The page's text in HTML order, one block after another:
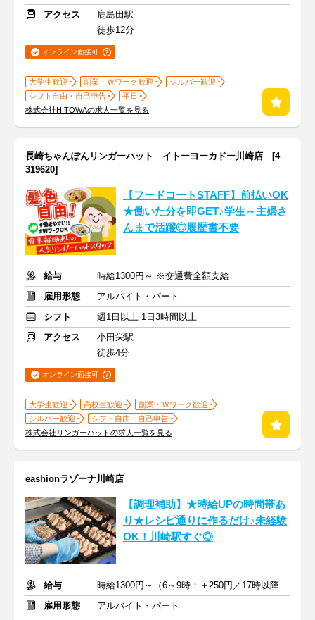
アクセス
鹿島田駅
徒歩12分
オンライン面接可
大学生歓迎 副業・Ｗワーク歓迎
シルバー歓迎
シフト自由・自己申告
平日
株式会社HITOWAの求人一覧を見る
長崎ちゃんぽんリンガーハット イトーヨーカドー川崎店 [4
319620]
【フードコートSTAFF】前払いOK
★働いた分を即GET♪学生～主婦さ
んまで活躍◎履歴書不要
給与
時給1300円～ ※交通費全額支給
雇用形態
アルバイト・パート
シフト
週1日以上 1日3時間以上
アクセス
小田栄駅
徒歩4分
オンライン面接可
大学生歓迎 高校生歓迎
副業・Ｗワーク歓迎
シルバー歓迎
シフト自由・自己申告
株式会社リンガーハットの求人一覧を見る
eashionラゾーナ川崎店
【調理補助】★時給UPの時間帯あ
り★レシピ通りに作るだけ♪未経験
OK！川崎駅すぐ◎
給与
時給1300円～（6～9時：＋250円／17時以降：＋100円）+交通費
雇用形態
アルバイト・パート